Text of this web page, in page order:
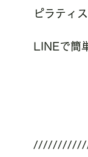
ピラティ
LINEで簡